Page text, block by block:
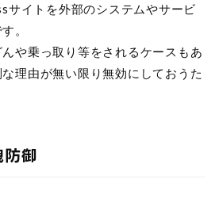
サイトを外部のシステムやサービ
。
や乗っ取り等をされるケースもあ
理由が無い限り無効にしておうた
防御